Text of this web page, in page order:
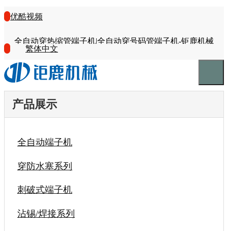
优酷视频
全自动穿热缩管端子机|全自动穿号码管端子机-钜鹿机械
繁体中文
产品展示
全自动端子机
穿防水塞系列
刺破式端子机
沾锡/焊接系列